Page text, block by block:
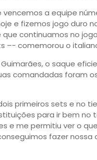
a equipe
e fizemos jogo duro
continuamos no
–- comemorou o
o saque
comandadas foram
primeiros sets e no
para ir bem no
e me permitiu ver o
fazer nossa